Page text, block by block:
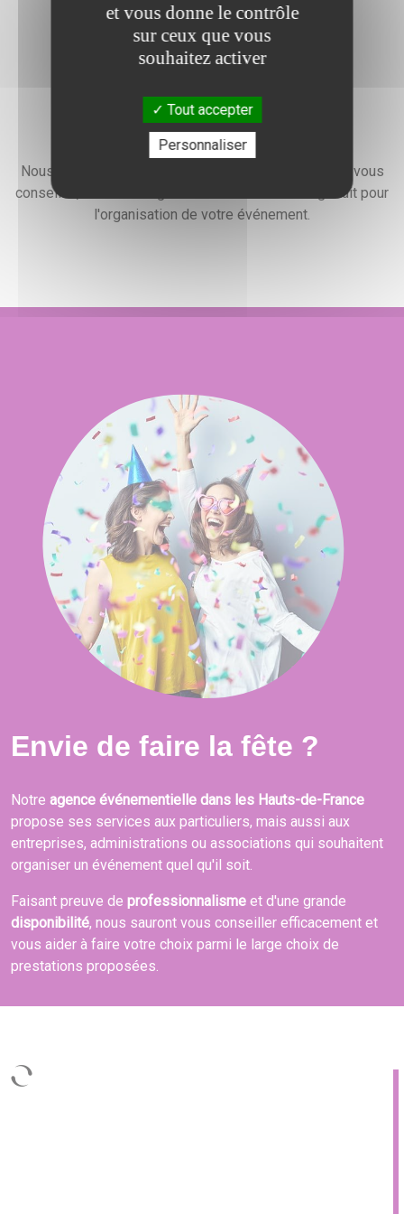
Devis gratuit
Nous faisons preuve d'une grande disponibilité pour vous
conseiller, vous renseigner et élaborer un devis gratuit pour
l'organisation de votre événement.
Envie de faire la fête ?
Notre agence événementielle dans les Hauts-de-France
propose ses services aux particuliers, mais aussi aux
entreprises, administrations ou associations qui souhaitent
organiser un événement quel qu'il soit.
Faisant preuve de professionnalisme et d'une grande
disponibilité, nous sauront vous conseiller efficacement et
vous aider à faire votre choix parmi le large choix de
prestations proposées.
et vous donne le contrôle
sur ceux que vous
souhaitez activer
Tout accepter
Personnaliser